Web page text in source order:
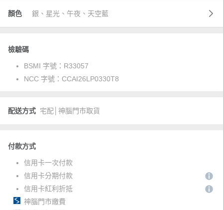
顏色 銀、星光、午夜、天空藍
檢驗碼
BSMI 字號： R33057
NCC 字號： CCAI26LP0330T8
配送方式 宅配│神腦門市取貨
付款方式
信用卡一次付款
信用卡分期付款
信用卡紅利折抵
神腦門市繳費